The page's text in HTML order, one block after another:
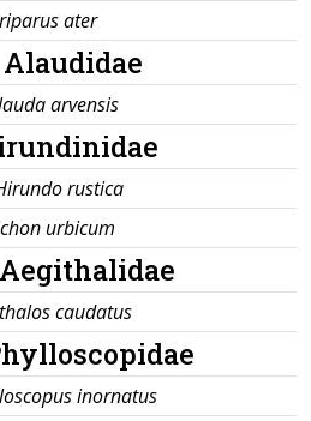
ater
Alaudidae
arvensis
rustica
urbicum
Aegithalidae
caudatus
inornatus